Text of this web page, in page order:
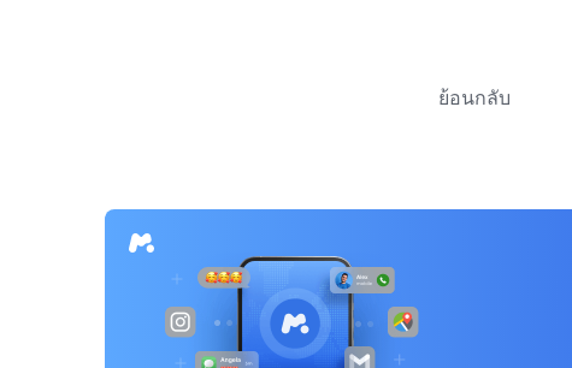
ย้อนกลับ